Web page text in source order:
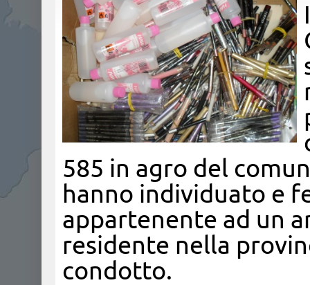
585 in agro del
hanno individuato e
appartenente ad un
residente nella
condotto.